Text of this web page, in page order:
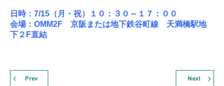
日時：7/15（月・祝）１０：３０～１７：００
会場：OMM2F 京阪または地下鉄谷町線 天満橋駅地
下２F直結